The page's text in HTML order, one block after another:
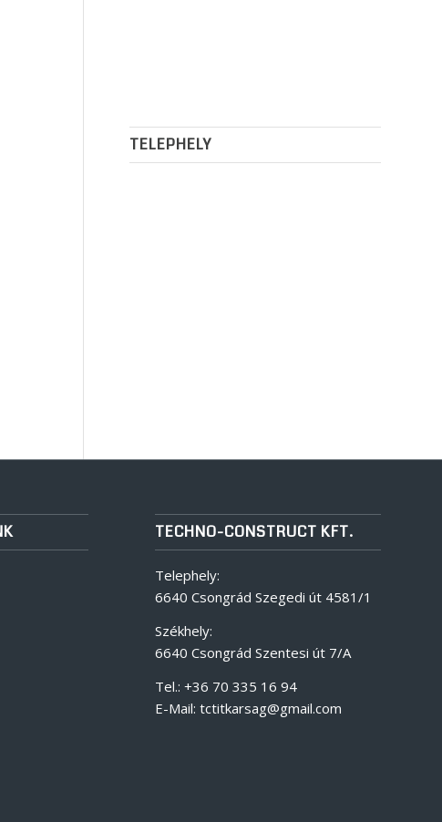
TELEPHELY
TECHNO-CONSTRUCT KFT.
Telephely:
6640 Csongrád Szegedi út 4581/1
Székhely:
6640 Csongrád Szentesi út 7/A
Tel.: +36 70 335 16 94
E-Mail: tctitkarsag@gmail.com